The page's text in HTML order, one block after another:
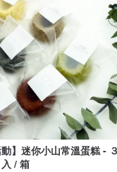
動】迷你小山常溫蛋糕 - ３
/ 箱